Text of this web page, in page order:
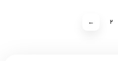
2
←